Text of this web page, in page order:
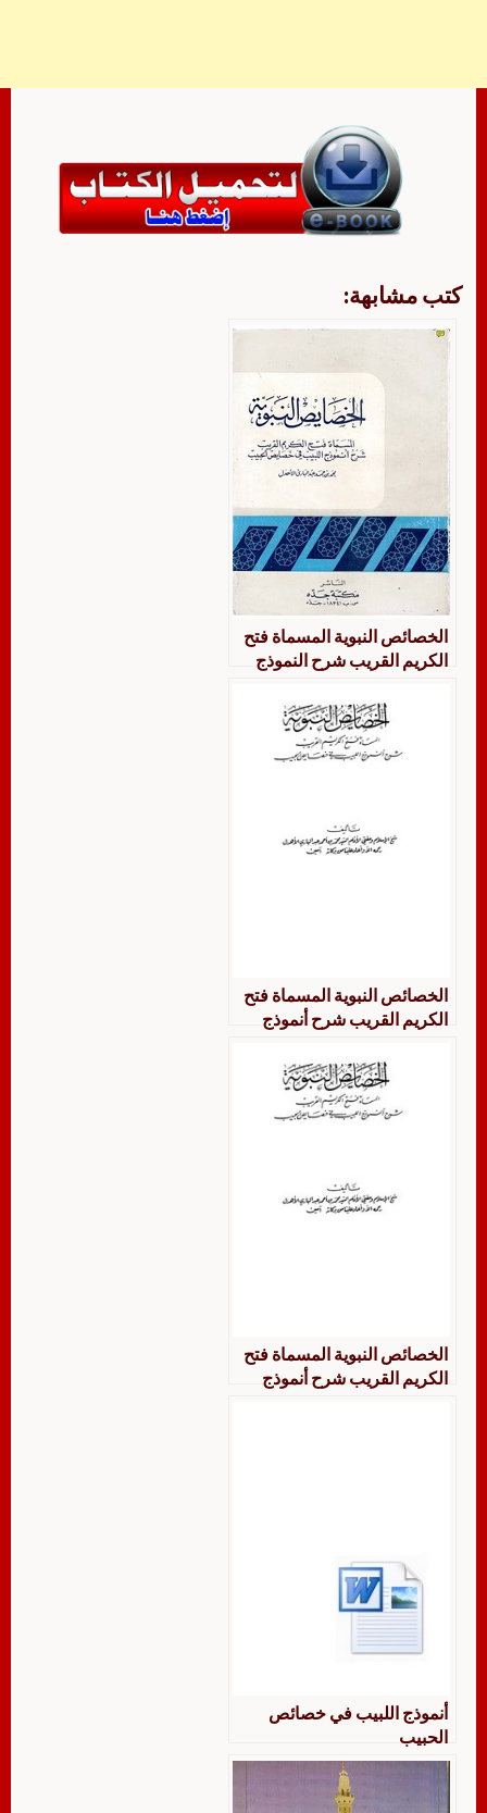
كتب مشابهة:
الخصائص النبوية المسماة فتح
الكريم القريب شرح النموذج
الخصائص النبوية المسماة فتح
الكريم القريب شرح أنموذج
الخصائص النبوية المسماة فتح
الكريم القريب شرح أنموذج
أنموذج اللبيب في خصائص
الحبيب